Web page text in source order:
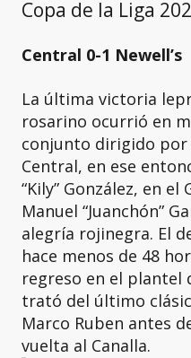
Copa de la Liga
Central 0-1 Newell’s
La última victoria
rosarino ocurrió en
conjunto dirigido
Central, en ese
“Kily” González, en
Manuel “Juanchón”
alegría rojinegra. El
hace menos de 48
regreso en el plantel
trató del último
Marco Ruben antes
vuelta al Canalla.